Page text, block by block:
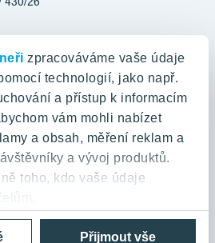
zpracováváme vaše údaje
technologií, jako např.
a přístup k informacím
vám mohli nabízet
a obsah, měření reklam a
a vývoj produktů.
toho, kdo vaše údaje
bychom také:Přijmout vše
údajů a Podmínky použití Cookies